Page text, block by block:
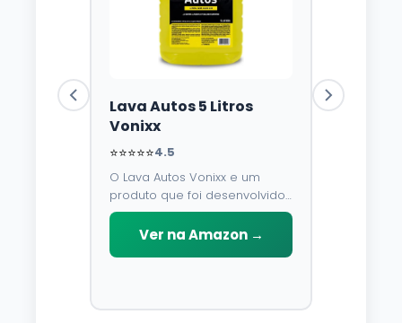
Lava Autos 5 Litros
Vonixx
⭐⭐⭐⭐⭐4.5
O Lava Autos Vonixx e um
produto que foi desenvolvido
para limpar, proteger e
conservar a lataria do veiculo.
Por possuir pH neutro, pode
Ver na Amazon →